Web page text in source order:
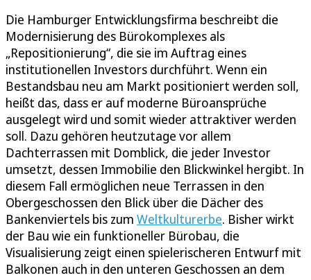
Die Hamburger Entwicklungsfirma beschreibt die
Modernisierung des Bürokomplexes als
„Repositionierung“, die sie im Auftrag eines
institutionellen Investors durchführt. Wenn ein
Bestandsbau neu am Markt positioniert werden soll,
heißt das, dass er auf moderne Büroansprüche
ausgelegt wird und somit wieder attraktiver werden
soll. Dazu gehören heutzutage vor allem
Dachterrassen mit Domblick, die jeder Investor
umsetzt, dessen Immobilie den Blickwinkel hergibt. In
diesem Fall ermöglichen neue Terrassen in den
Obergeschossen den Blick über die Dächer des
Bankenviertels bis zum Weltkulturerbe. Bisher wirkt
der Bau wie ein funktioneller Bürobau, die
Visualisierung zeigt einen spielerischeren Entwurf mit
Balkonen auch in den unteren Geschossen an dem